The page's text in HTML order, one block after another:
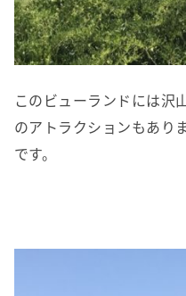
このビューランドには沢
のアトラクションもあり
です。